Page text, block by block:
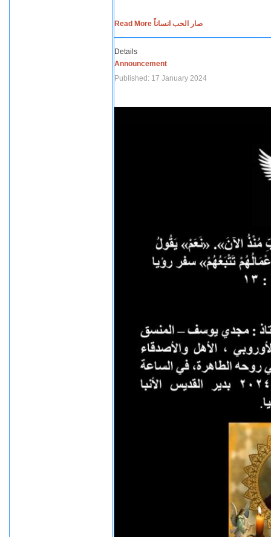
Read More صار الحب انساناً
Details
Announcement
Published: 17 January 2024